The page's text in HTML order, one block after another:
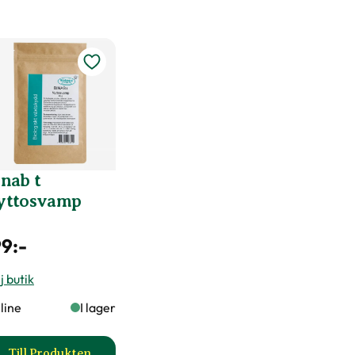
t
:-
butik
I lager